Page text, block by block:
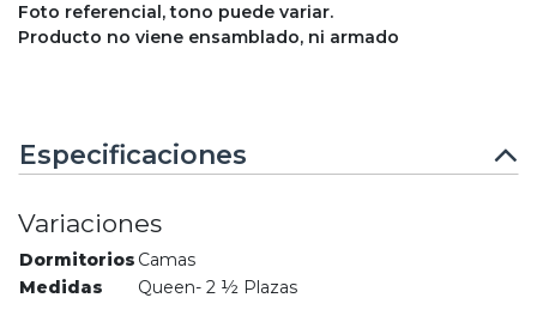
Foto referencial, tono puede variar.
Producto no viene ensamblado, ni armado
Especificaciones
Variaciones
Dormitorios Camas
Medidas
Queen- 2 ½ Plazas